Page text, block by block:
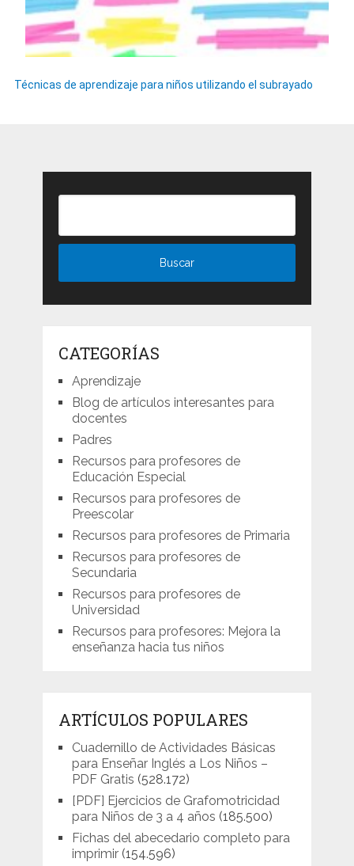
Técnicas de aprendizaje para niños utilizando el subrayado
CATEGORÍAS
Aprendizaje
Blog de artículos interesantes para
docentes
Padres
Recursos para profesores de
Educación Especial
Recursos para profesores de
Preescolar
Recursos para profesores de Primaria
Recursos para profesores de
Secundaria
Recursos para profesores de
Universidad
Recursos para profesores: Mejora la
enseñanza hacia tus niños
ARTÍCULOS POPULARES
Cuadernillo de Actividades Básicas
para Enseñar Inglés a Los Niños –
PDF Gratis (528.172)
[PDF] Ejercicios de Grafomotricidad
para Niños de 3 a 4 años (185.500)
Fichas del abecedario completo para
imprimir (154.596)